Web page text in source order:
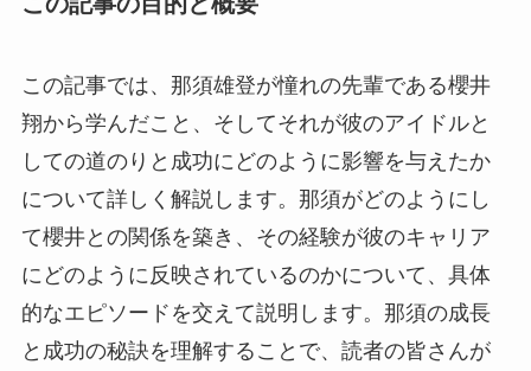
この記事では、那須雄登が憧れの先輩である櫻井
翔から学んだこと、そしてそれが彼のアイドルと
しての道のりと成功にどのように影響を与えたか
について詳しく解説します。那須がどのようにし
て櫻井との関係を築き、その経験が彼のキャリア
にどのように反映されているのかについて、具体
的なエピソードを交えて説明します。那須の成長
と成功の秘訣を理解することで、読者の皆さんが